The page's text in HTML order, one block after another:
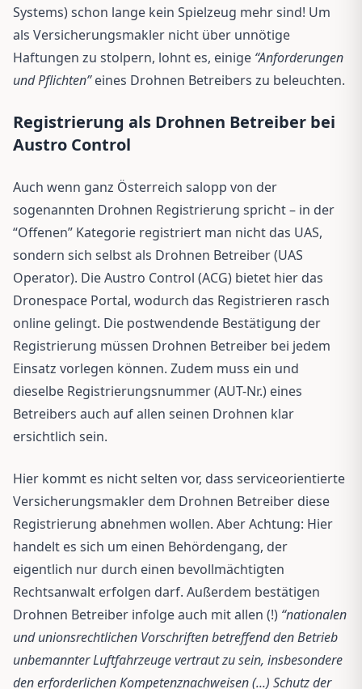
Systems) schon lange kein Spielzeug mehr sind! Um
als Versicherungsmakler nicht über unnötige
Haftungen zu stolpern, lohnt es, einige “Anforderungen
und Pflichten”eines Drohnen Betreibers zu beleuchten.
Registrierung als Drohnen Betreiber bei
Austro Control
Auch wenn ganz Österreich salopp von der
sogenannten Drohnen Registrierung spricht – in der
“Offenen” Kategorie registriert man nicht das UAS,
sondern sich selbst als Drohnen Betreiber (UAS
Operator). Die Austro Control (ACG) bietet hier das
Dronespace Portal, wodurch das Registrieren rasch
online gelingt. Die postwendende Bestätigung der
Registrierung müssen Drohnen Betreiber bei jedem
Einsatz vorlegen können. Zudem muss ein und
dieselbe Registrierungsnummer (AUT-Nr.) eines
Betreibers auch auf allen seinen Drohnen klar
ersichtlich sein.
Hier kommt es nicht selten vor, dass serviceorientierte
Versicherungsmakler dem Drohnen Betreiber diese
Registrierung abnehmen wollen. Aber Achtung: Hier
handelt es sich um einen Behördengang, der
eigentlich nur durch einen bevollmächtigten
Rechtsanwalt erfolgen darf. Außerdem bestätigen
Drohnen Betreiber infolge auch mit allen (!) “nationalen
und unionsrechtlichen Vorschriften betreffend den Betrieb
unbemannter Luftfahrzeuge vertraut zu sein, insbesondere
den erforderlichen Kompetenznachweisen (...) Schutz der